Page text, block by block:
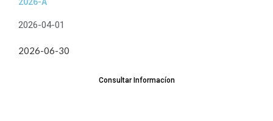
2026-04-01
2026-06-30
Consultar Informacíon